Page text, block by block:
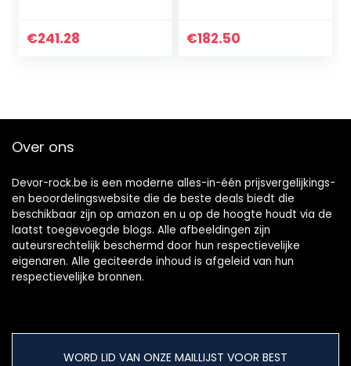
scherm
€241.28
effecten, vier XLR-
€182.50
Over ons
Devor-rock.be is een moderne alles-in-één prijsvergelijkings-
en beoordelingswebsite die de beste deals biedt die
beschikbaar zijn op amazon en u op de hoogte houdt via de
laatst toegevoegde blogs. Alle afbeeldingen zijn
auteursrechtelijk beschermd door hun respectievelijke
eigenaren. Alle geciteerde inhoud is afgeleid van hun
respectievelijke bronnen.
WORD LID VAN ONZE MAILLIJST VOOR BEST